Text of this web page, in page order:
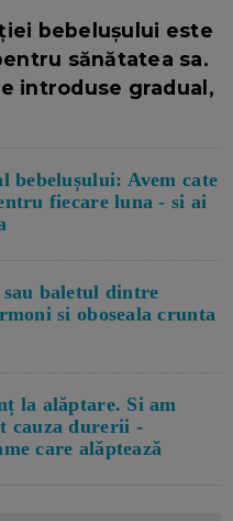
bebelușului este
sănătatea sa.
introduse gradual,
bebelușului: Avem cate
fiecare luna - si ai
baletul dintre
si oboseala crunta
la alăptare. Si am
cauza durerii -
care alăptează